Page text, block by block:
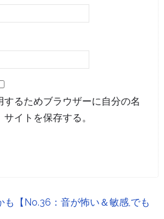
るためブラウザーに自分の名
イトを保存する。
も【No.36：音が怖い＆敏感,でも